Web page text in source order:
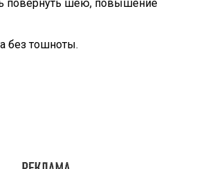
повернуть шею, повышение
без тошноты.